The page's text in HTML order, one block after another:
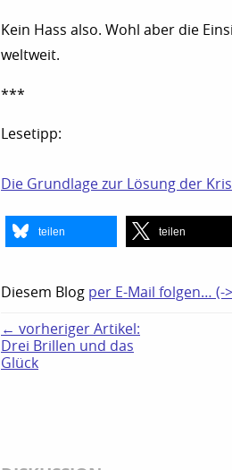
Kein Hass also. Wohl aber die
weltweit.
***
Lesetipp:
Die Grundlage zur Lösung der
teilen teilen
Diesem Blog per E-Mail folgen… (-
← vorheriger Artikel:
Drei Brillen und das
Glück